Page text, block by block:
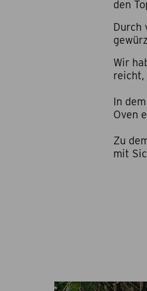
den
Durch
Wir
reicht,
In
Oven
Zu
mit